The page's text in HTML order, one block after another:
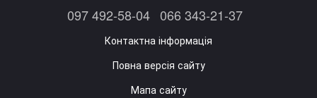
097 492-58-04 066 343-21-37
Контактна інформація
Повна версія сайту
Мапа сайту